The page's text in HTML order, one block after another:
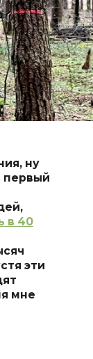
ну
первый
в 40
эти
мне